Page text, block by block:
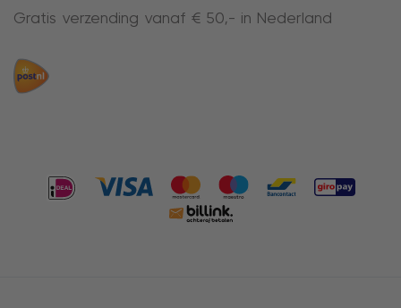
Gratis verzending vanaf € 50,- in Nederland